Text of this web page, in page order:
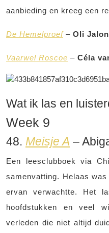
aanbieding en kreeg een
De Hemelproef– Oli
Vaarwel Roscoe – Céla
Wat ik las en
Week 9
48. Meisje A –
Een leesclubboek via
samenvatting. Helaas
ervan verwachtte. Het
hoofdstukken en veel
verleden die niet altijd